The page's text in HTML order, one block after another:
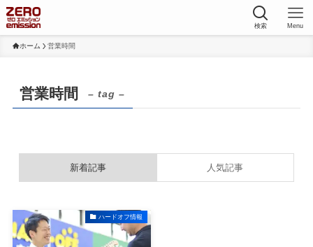
検索 Menu
ホーム 営業時間
営業時間 – tag –
新着記事 人気記事
ハードオフ情報